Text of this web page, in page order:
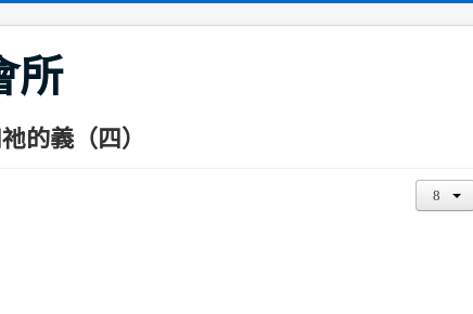
所
的義（四）